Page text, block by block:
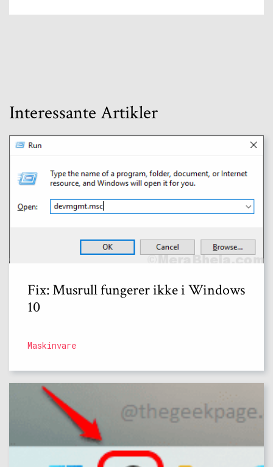
Interessante Artikler
Fix: Musrull fungerer ikke i Windows
10
Maskinvare